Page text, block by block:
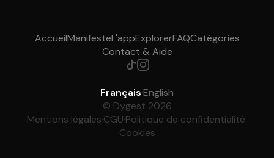
AccueilManifesteL'appExplorerFAQCatégories
Contact & Aide
Français·English
© Dygest 2026
Mentions légales·CGU·Politique de confidentialité·
Cookies